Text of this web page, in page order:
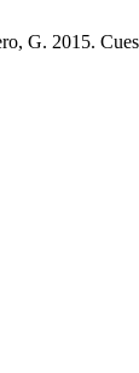
G. 2015.